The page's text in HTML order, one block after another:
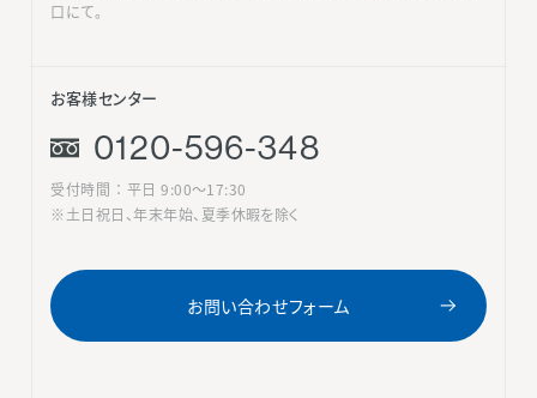
口にて。
お客様センター
0120-596-348
受付時間 ： 平日 9:00〜17:30
※土日祝日、年末年始、夏季休暇を除く
お問い合わせフォーム